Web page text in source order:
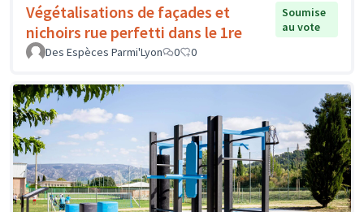
Végétalisations de façades et
nichoirs rue perfetti dans le 1re
Soumise
au vote
Des Espèces Parmi'Lyon
0 0